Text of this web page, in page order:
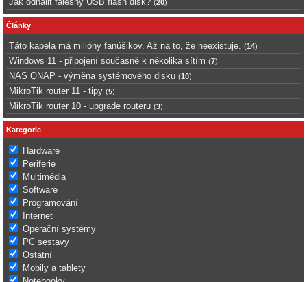
(20)
Články
Táto kapela má milióny fanúšikov. Až na to, že neexistuje. (14)
Windows 11 - připojení současně k několika sítím (7)
NAS QNAP - výměna systémového disku (10)
MikroTik router 11 - tipy (5)
MikroTik router 10 - upgrade routeru (3)
Kategorie
Hardware
Periferie
Multimédia
Software
Programování
Internet
Operační systémy
PC sestavy
Ostatní
Mobily a tablety